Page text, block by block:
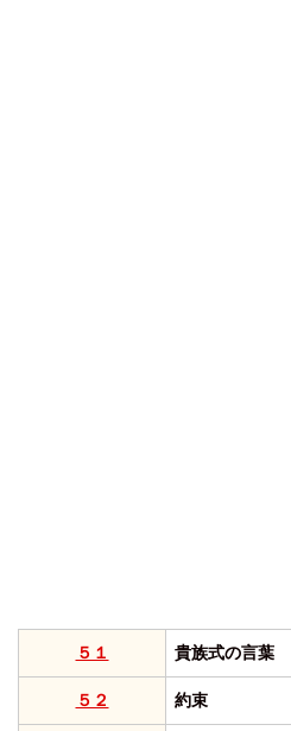
５１ 貴族式の言葉
５２ 約束